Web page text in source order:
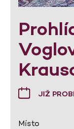
JIŽ
Místo